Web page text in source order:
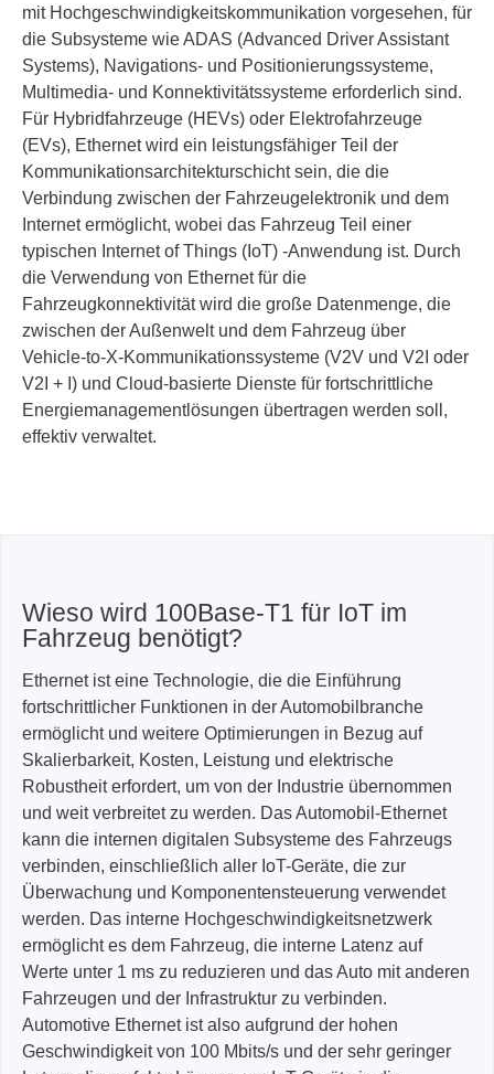
mit Hochgeschwindigkeitskommunikation vorgesehen, für
die Subsysteme wie ADAS (Advanced Driver Assistant
Systems), Navigations- und Positionierungssysteme,
Multimedia- und Konnektivitätssysteme erforderlich sind.
Für Hybridfahrzeuge (HEVs) oder Elektrofahrzeuge
(EVs), Ethernet wird ein leistungsfähiger Teil der
Kommunikationsarchitekturschicht sein, die die
Verbindung zwischen der Fahrzeugelektronik und dem
Internet ermöglicht, wobei das Fahrzeug Teil einer
typischen Internet of Things (IoT) -Anwendung ist. Durch
die Verwendung von Ethernet für die
Fahrzeugkonnektivität wird die große Datenmenge, die
zwischen der Außenwelt und dem Fahrzeug über
Vehicle-to-X-Kommunikationssysteme (V2V und V2I oder
V2I + I) und Cloud-basierte Dienste für fortschrittliche
Energiemanagementlösungen übertragen werden soll,
effektiv verwaltet.
Wieso wird 100Base-T1 für IoT im
Fahrzeug benötigt?
Ethernet ist eine Technologie, die die Einführung
fortschrittlicher Funktionen in der Automobilbranche
ermöglicht und weitere Optimierungen in Bezug auf
Skalierbarkeit, Kosten, Leistung und elektrische
Robustheit erfordert, um von der Industrie übernommen
und weit verbreitet zu werden. Das Automobil-Ethernet
kann die internen digitalen Subsysteme des Fahrzeugs
verbinden, einschließlich aller IoT-Geräte, die zur
Überwachung und Komponentensteuerung verwendet
werden. Das interne Hochgeschwindigkeitsnetzwerk
ermöglicht es dem Fahrzeug, die interne Latenz auf
Werte unter 1 ms zu reduzieren und das Auto mit anderen
Fahrzeugen und der Infrastruktur zu verbinden.
Automotive Ethernet ist also aufgrund der hohen
Geschwindigkeit von 100 Mbits/s und der sehr geringer